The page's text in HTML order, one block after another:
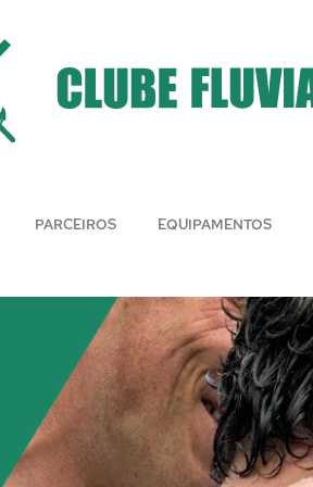
PARCEIROS EQUIPAMENTOS